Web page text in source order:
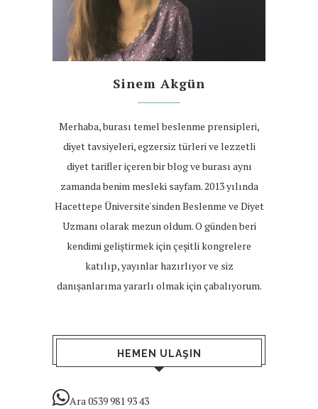
Sinem Akgün
Merhaba, burası temel beslenme prensipleri,
diyet tavsiyeleri, egzersiz türleri ve lezzetli
diyet tarifler içeren bir blog ve burası aynı
zamanda benim mesleki sayfam. 2013 yılında
Hacettepe Üniversite'sinden Beslenme ve Diyet
Uzmanı olarak mezun oldum. O günden beri
kendimi geliştirmek için çeşitli kongrelere
katılıp, yayınlar hazırlıyor ve siz
danışanlarıma yararlı olmak için çabalıyorum.
HEMEN ULAŞIN
Ara 0539 981 93 43